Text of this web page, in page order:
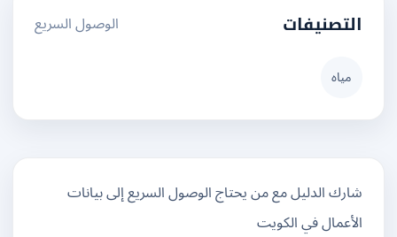
التصنيفات الوصول السريع
شارك الدليل مع من يحتاج الوصول السريع إلى بيانات
الأعمال في الكويت